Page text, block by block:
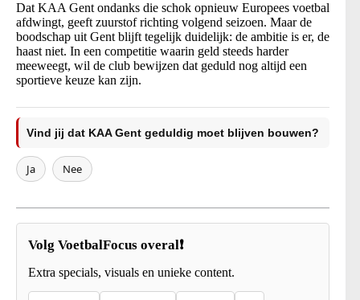
Dat KAA Gent ondanks die schok opnieuw Europees voetbal
afdwingt, geeft zuurstof richting volgend seizoen. Maar de
boodschap uit Gent blijft tegelijk duidelijk: de ambitie is er, de
haast niet. In een competitie waarin geld steeds harder
meeweegt, wil de club bewijzen dat geduld nog altijd een
sportieve keuze kan zijn.
Vind jij dat KAA Gent geduldig moet blijven bouwen?
Ja Nee
Volg VoetbalFocus overal❗
Extra specials, visuals en unieke content.